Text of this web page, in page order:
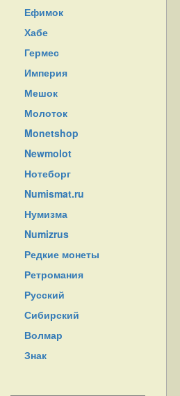
Ефимок
Хабе
Гермес
Империя
Мешок
Молоток
Monetshop
Newmolot
Нотеборг
Numismat.ru
Нумизма
Numizrus
Редкие монеты
Ретромания
Русский
Сибирский
Волмар
Знак